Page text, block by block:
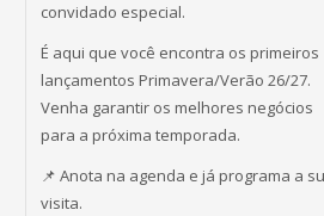
convidado especial.
É aqui que você encontra os primeiros
lançamentos Primavera/Verão 26/27.
Venha garantir os melhores negócios
para a próxima temporada.
📌 Anota na agenda e já programa a
visita.